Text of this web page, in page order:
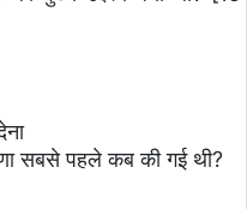
सबसे पहले कब की गई थी?